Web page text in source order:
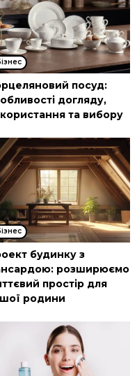
посуд:
догляду,
та вибору
будинку з
розширюємо
простір для
родини